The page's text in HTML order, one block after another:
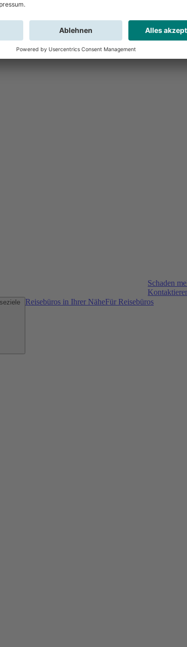
Sie haben
Buchung?
Schaden
Reisebüros in Ihrer NäheFür Reisebüros